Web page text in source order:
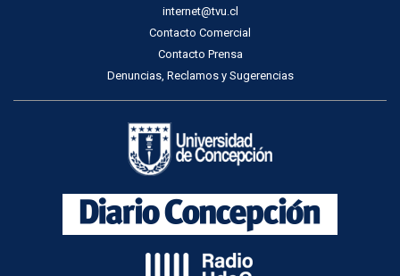
internet@tvu.cl
Contacto Comercial
Contacto Prensa
Denuncias, Reclamos y Sugerencias